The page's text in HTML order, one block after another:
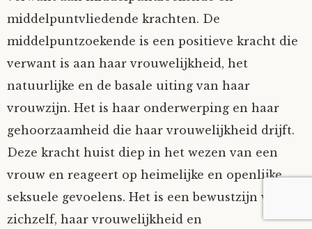
middelpuntvliedende krachten. De
middelpuntzoekende is een positieve kracht die
verwant is aan haar vrouwelijkheid, het
natuurlijke en de basale uiting van haar
vrouwzijn. Het is haar onderwerping en haar
gehoorzaamheid die haar vrouwelijkheid drijft.
Deze kracht huist diep in het wezen van een
vrouw en reageert op heimelijke en openlijke
seksuele gevoelens. Het is een bewustzijn van
zichzelf, haar vrouwelijkheid en